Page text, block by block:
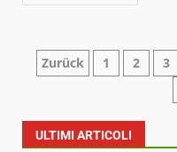
Paginazione
articoli
Zurück 1 2 3
ULTIMI ARTICOLI